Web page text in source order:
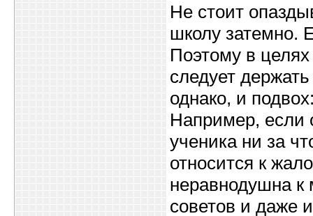
Не стоит
школу затемно.
Поэтому в
следует
однако, и
Например, если
ученика ни за
относится к
неравнодушна к
советов и даже